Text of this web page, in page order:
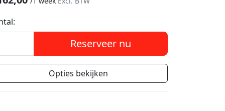
Reserveer nu
Opties bekijken